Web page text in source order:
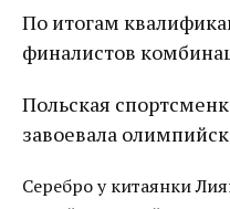
По итогам
финалистов
Польская
завоевала
Серебро у китаянки